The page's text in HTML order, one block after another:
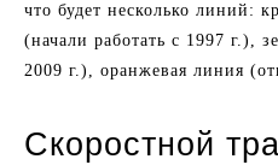
что будет несколько линий:
(начали работать с 1997 г.),
2009 г.), оранжевая линия
Скоростной